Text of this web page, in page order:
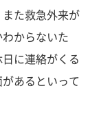
た救急外来が
からないた
に連絡がくる
あるといって